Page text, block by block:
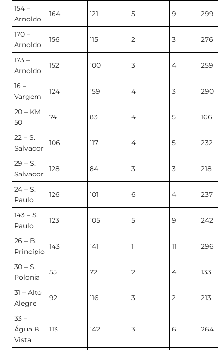
154 –
Arnoldo
164 121 5 9 299
170 –
Arnoldo
156 115 2 3 276
173 –
Arnoldo
152 100 3 4 259
16 –
Vargem
124 159 4 3 290
20 – KM
50
74 83 4 5 166
22 – S.
Salvador
106 117 4 5 232
29 – S.
Salvador
128 84 3 3 218
24 – S.
Paulo
126 101 6 4 237
143 – S.
Paulo
123 105 5 9 242
26 – B.
Princípio
143 141 1 11 296
30 – S.
Polonia
55 72 2 4 133
31 – Alto
Alegre
92 116 3 2 213
33 –
Água B.
Vista
113 142 3 6 264